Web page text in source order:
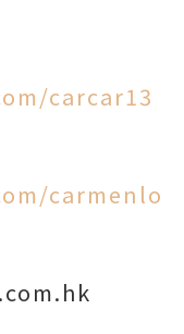
carcar13
carmenlo